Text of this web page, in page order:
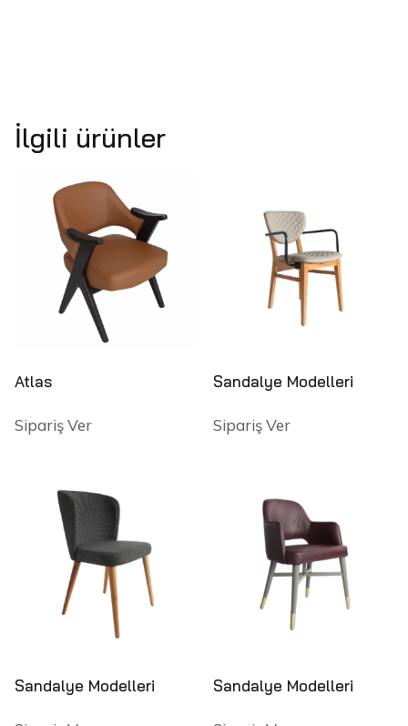
İlgili ürünler
Atlas
Sipariş Ver
Sandalye Modelleri
Sipariş Ver
Sandalye Modelleri Sandalye Modelleri